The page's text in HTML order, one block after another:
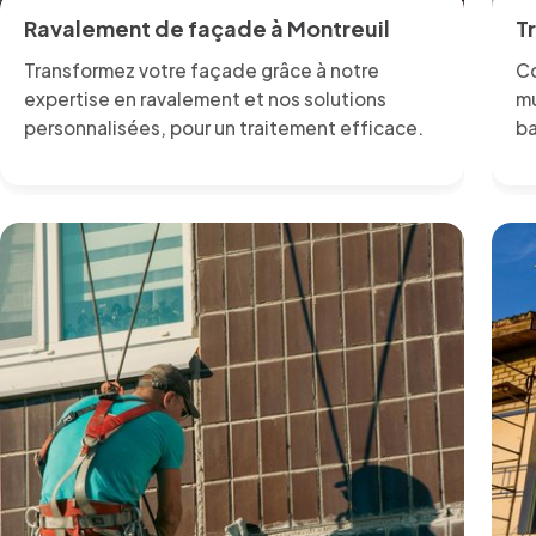
Ravalement de façade à Montreuil
Transformez votre façade grâce à notre
expertise en ravalement et nos solutions
personnalisées, pour un traitement efficace.